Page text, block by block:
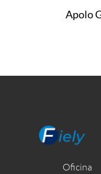
Apolo
Oficina